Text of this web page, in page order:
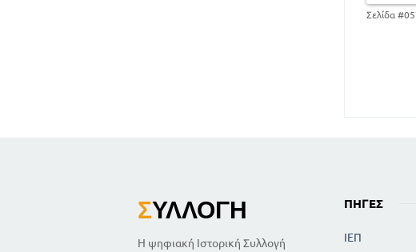
Σελίδα
ΣΥΛΛΟΓΉ
Η ψηφιακή Ιστορική Συλλογή
ΠΗΓΈΣ
ΙΕΠ